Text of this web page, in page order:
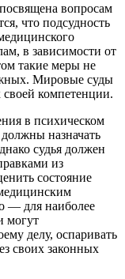
вопросам
что подсудность
в зависимости от
такие меры не
Мировые суды
своей компетенции.
в психическом
назначать
судья должен
из
состояние
— для наиболее
могут
делу, оспаривать
своих законных